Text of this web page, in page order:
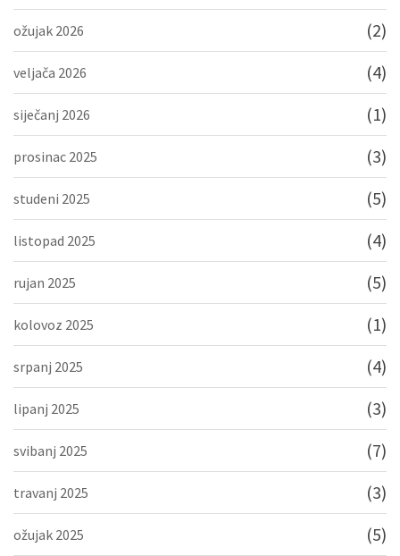
ožujak 2026 (2)
veljača 2026 (4)
siječanj 2026 (1)
prosinac 2025 (3)
studeni 2025 (5)
listopad 2025 (4)
rujan 2025 (5)
kolovoz 2025 (1)
srpanj 2025 (4)
lipanj 2025 (3)
svibanj 2025 (7)
travanj 2025 (3)
ožujak 2025 (5)